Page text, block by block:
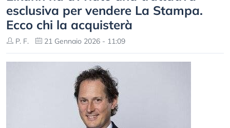
esclusiva per vendere La Stampa.
Ecco chi la acquisterà
P. F. 21 Gennaio 2026 - 11:09